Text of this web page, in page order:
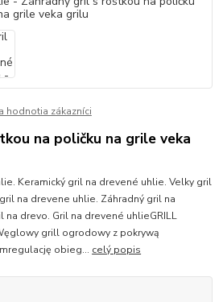
hodnotia zákazníci
na poličku na grile veka
Keramický gril na drevené uhlie. Velky gril
na drevene uhlie. Záhradný gril na
na drevo. Gril na drevené uhlieGRILL
grill ogrodowy z pokrywą
obieg... celý popis